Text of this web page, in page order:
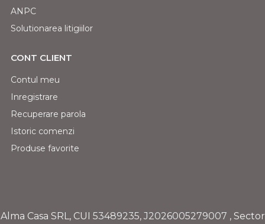
ANPC
Solutionarea litigiilor
CONT CLIENT
Contul meu
Inregistrare
Recuperare parola
Istoric comenzi
Produse favorite
Alma Casa SRL, CUI 53489235, J2026005279007 , Sector